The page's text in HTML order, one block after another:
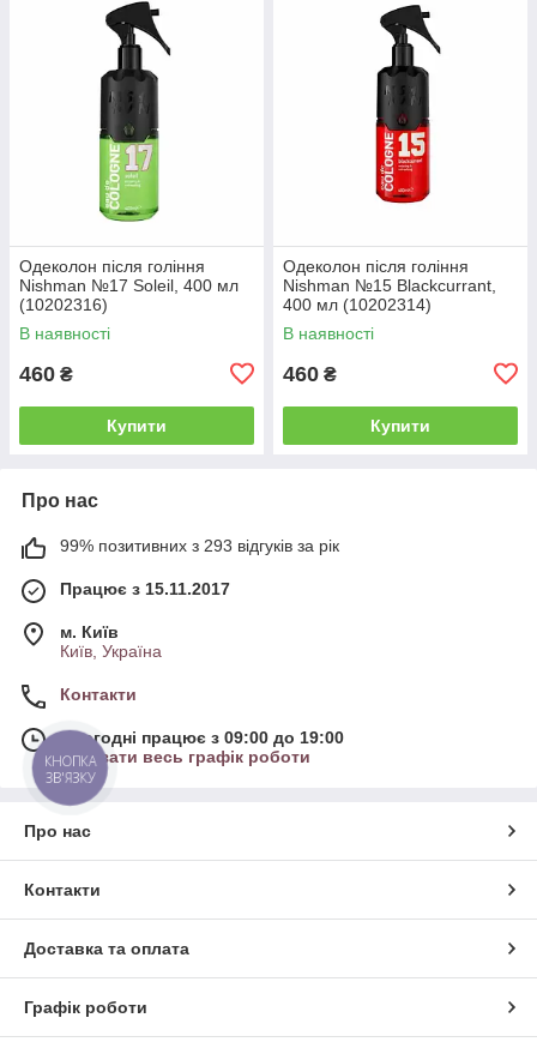
Одеколон після гоління
Nishman №17 Soleil, 400 мл
(10202316)
В наявності
460 ₴
Купити
Одеколон після гоління
Nishman №15 Blackcurrant,
400 мл (10202314)
В наявності
460 ₴
Купити
Про нас
99% позитивних з 293 відгуків за рік
Працює з 15.11.2017
м. Київ
Київ, Україна
Контакти
Сьогодні працює з 09:00 до 19:00
Показати весь графік роботи
Про нас
Контакти
Доставка та оплата
Графік роботи
КНОПКА
ЗВ'ЯЗКУ